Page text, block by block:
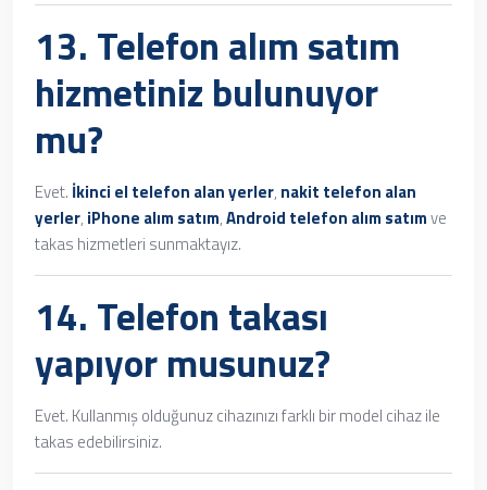
13. Telefon alım satım
hizmetiniz bulunuyor
mu?
Evet. İkinci el telefon alan yerler, nakit telefon alan
yerler, iPhone alım satım,Android telefon alım satımve
takas hizmetleri sunmaktayız.
14. Telefon takası
yapıyor musunuz?
Evet. Kullanmış olduğunuz cihazınızı farklı bir model cihaz ile
takas edebilirsiniz.